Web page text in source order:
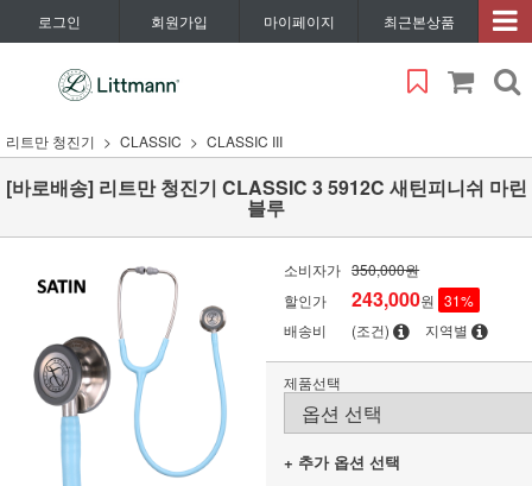
로그인 회원가입 마이페이지 최근본상품
리트만 청진기 CLASSIC CLASSIC III
[바로배송] 리트만 청진기 CLASSIC 3 5912C 새틴피니쉬 마린
블루
소비자가 350,000원
할인가
243,000원 31%
배송비
(조건) 지역별
제품선택
+ 추가 옵션 선택